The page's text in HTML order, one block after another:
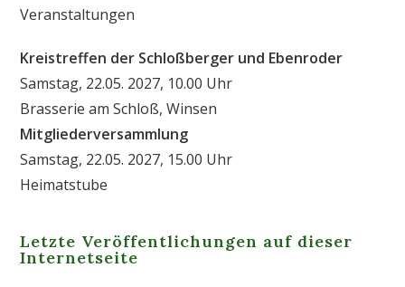
Veranstaltungen
Kreistreffen der Schloßberger und Ebenroder
Samstag, 22.05. 2027, 10.00 Uhr
Brasserie am Schloß, Winsen
Mitgliederversammlung
Samstag, 22.05. 2027, 15.00 Uhr
Heimatstube
Letzte Veröffentlichungen auf dieser
Internetseite